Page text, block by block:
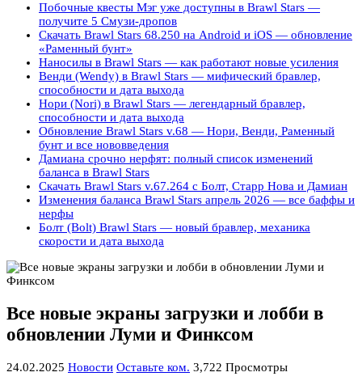
Побочные квесты Мэг уже доступны в Brawl Stars —
получите 5 Смузи-дропов
Скачать Brawl Stars 68.250 на Android и iOS — обновление
«Раменный бунт»
Наносилы в Brawl Stars — как работают новые усиления
Венди (Wendy) в Brawl Stars — мифический бравлер,
способности и дата выхода
Нори (Nori) в Brawl Stars — легендарный бравлер,
способности и дата выхода
Обновление Brawl Stars v.68 — Нори, Венди, Раменный
бунт и все нововведения
Дамиана срочно нерфят: полный список изменений
баланса в Brawl Stars
Скачать Brawl Stars v.67.264 с Болт, Старр Нова и Дамиан
Изменения баланса Brawl Stars апрель 2026 — все баффы и
нерфы
Болт (Bolt) Brawl Stars — новый бравлер, механика
скорости и дата выхода
Все новые экраны загрузки и лобби в
обновлении Луми и Финксом
24.02.2025 Новости Оставьте ком. 3,722 Просмотры